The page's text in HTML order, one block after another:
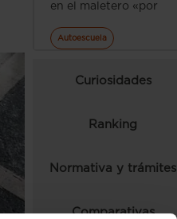
en el maletero «por
Autoescuela
Curiosidades
Ranking
Normativa y trámites
Comparativas